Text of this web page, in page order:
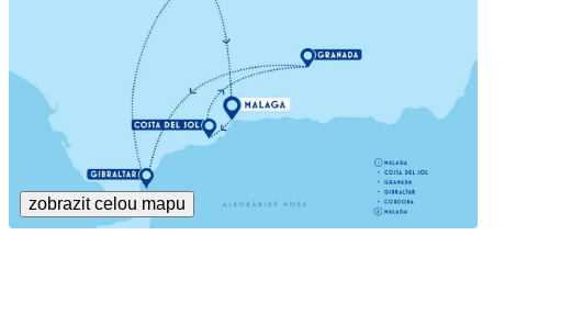
zobrazit celou mapu